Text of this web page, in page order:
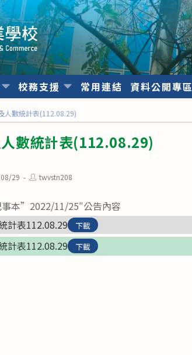
校務支援 常用連結 資料公開專區
人數統計表(112.08.29)
數統計表(112.08.29)
29
Posttwvstn208
本”2022/11/25″公告內容
計表112.08.29
下載
計表112.08.29 下載